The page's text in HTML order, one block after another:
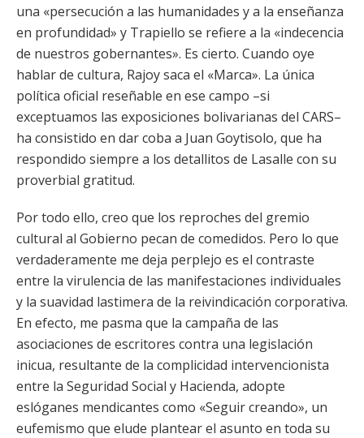
una «persecución a las humanidades y a la enseñanza
en profundidad» y Trapiello se refiere a la «indecencia
de nuestros gobernantes». Es cierto. Cuando oye
hablar de cultura, Rajoy saca el «Marca». La única
política oficial reseñable en ese campo –si
exceptuamos las exposiciones bolivarianas del CARS–
ha consistido en dar coba a Juan Goytisolo, que ha
respondido siempre a los detallitos de Lasalle con su
proverbial gratitud.
Por todo ello, creo que los reproches del gremio
cultural al Gobierno pecan de comedidos. Pero lo que
verdaderamente me deja perplejo es el contraste
entre la virulencia de las manifestaciones individuales
y la suavidad lastimera de la reivindicación corporativa.
En efecto, me pasma que la campaña de las
asociaciones de escritores contra una legislación
inicua, resultante de la complicidad intervencionista
entre la Seguridad Social y Hacienda, adopte
eslóganes mendicantes como «Seguir creando», un
eufemismo que elude plantear el asunto en toda su